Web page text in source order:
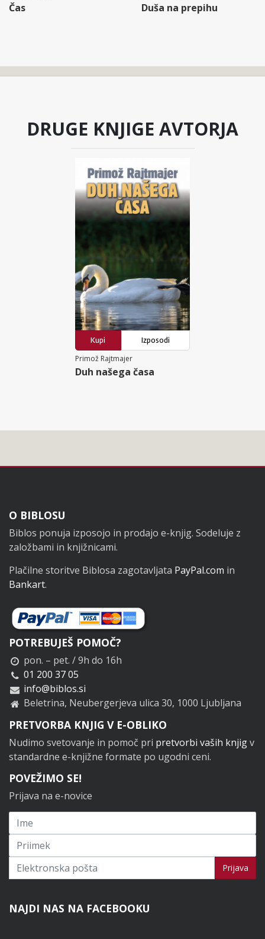
Čas Duša na prepihu
DRUGE KNJIGE AVTORJA
Kupi
Izposodi
Primož Rajtmajer
Duh našega časa
Noga
O BIBLOSU
Biblos ponuja izposojo in prodajo e-knjig. Sodeluje z
založbami in knjižnicami.
Plačilne storitve Biblosa zagotavljata PayPal.com in
Bankart.
POTREBUJEŠ POMOČ?
pon. – pet. / 9h do 16h
01 200 37 05
info@biblos.si
Beletrina, Neubergerjeva ulica 30, 1000 Ljubljana
PRETVORBA KNJIG V E-OBLIKO
Nudimo svetovanje in pomoč pri pretvorbi vaših knjigv
standardne e-knjižne formate po ugodni ceni.
POVEŽIMO SE!
Prijava na e-novice
Prijavi se na novice Prijava
NAJDI NAS NA FACEBOOKU